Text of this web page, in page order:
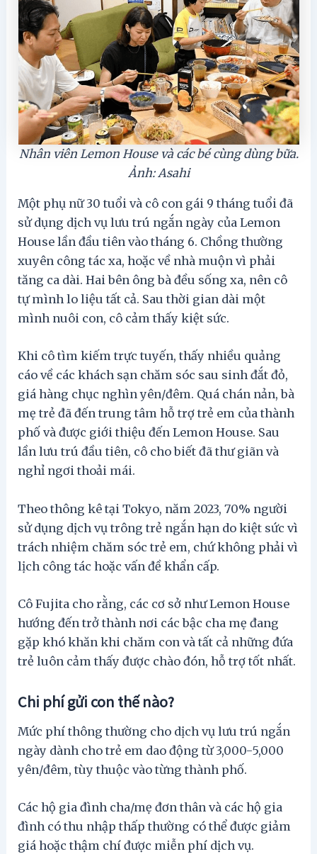
Nhân viên Lemon House và các bé cùng dùng bữa.
Ảnh: Asahi
Một phụ nữ 30 tuổi và cô con gái 9 tháng tuổi đã
sử dụng dịch vụ lưu trú ngắn ngày của Lemon
House lần đầu tiên vào tháng 6. Chồng thường
xuyên công tác xa, hoặc về nhà muộn vì phải
tăng ca dài. Hai bên ông bà đều sống xa, nên cô
tự mình lo liệu tất cả. Sau thời gian dài một
mình nuôi con, cô cảm thấy kiệt sức.
Khi cô tìm kiếm trực tuyến, thấy nhiều quảng
cáo về các khách sạn chăm sóc sau sinh đắt đỏ,
giá hàng chục nghìn yên/đêm. Quá chán nản, bà
mẹ trẻ đã đến trung tâm hỗ trợ trẻ em của thành
phố và được giới thiệu đến Lemon House. Sau
lần lưu trú đầu tiên, cô cho biết đã thư giãn và
nghỉ ngơi thoải mái.
Theo thông kê tại Tokyo, năm 2023, 70% người
sử dụng dịch vụ trông trẻ ngắn hạn do kiệt sức vì
trách nhiệm chăm sóc trẻ em, chứ không phải vì
lịch công tác hoặc vấn đề khẩn cấp.
Cô Fujita cho rằng, các cơ sở như Lemon House
hướng đến trở thành nơi các bậc cha mẹ đang
gặp khó khăn khi chăm con và tất cả những đứa
trẻ luôn cảm thấy được chào đón, hỗ trợ tốt nhất.
Chi phí gửi con thế nào?
Mức phí thông thường cho dịch vụ lưu trú ngắn
ngày dành cho trẻ em dao động từ 3,000-5,000
yên/đêm, tùy thuộc vào từng thành phố.
Các hộ gia đình cha/mẹ đơn thân và các hộ gia
đình có thu nhập thấp thường có thể được giảm
giá hoặc thậm chí được miễn phí dịch vụ.